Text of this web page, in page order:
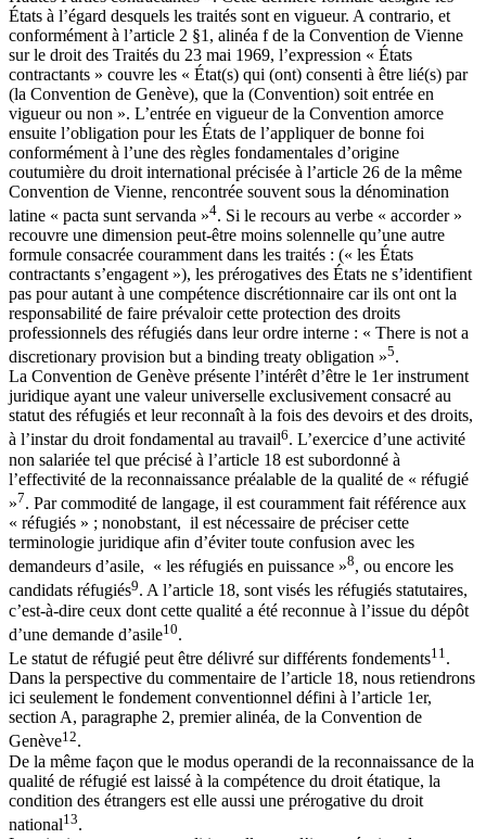
États à l’égard desquels les traités sont en vigueur. A contrario, et
conformément à l’article 2 §1, alinéa f de la Convention de Vienne
sur le droit des Traités du 23 mai 1969, l’expression « États
contractants » couvre les « État(s) qui (ont) consenti à être lié(s) par
(la Convention de Genève), que la (Convention) soit entrée en
vigueur ou non ». L’entrée en vigueur de la Convention amorce
ensuite l’obligation pour les États de l’appliquer de bonne foi
conformément à l’une des règles fondamentales d’origine
coutumière du droit international précisée à l’article 26 de la même
Convention de Vienne, rencontrée souvent sous la dénomination
latine « pacta sunt servanda »4. Si le recours au verbe « accorder »
recouvre une dimension peut-être moins solennelle qu’une autre
formule consacrée couramment dans les traités : (« les États
contractants s’engagent »), les prérogatives des États ne s’identifient
pas pour autant à une compétence discrétionnaire car ils ont ont la
responsabilité de faire prévaloir cette protection des droits
professionnels des réfugiés dans leur ordre interne : « There is not a
discretionary provision but a binding treaty obligation »5.
La Convention de Genève présente l’intérêt d’être le 1er instrument
juridique ayant une valeur universelle exclusivement consacré au
statut des réfugiés et leur reconnaît à la fois des devoirs et des droits,
à l’instar du droit fondamental au travail6. L’exercice d’une activité
non salariée tel que précisé à l’article 18 est subordonné à
l’effectivité de la reconnaissance préalable de la qualité de « réfugié
»7. Par commodité de langage, il est couramment fait référence aux
« réfugiés » ; nonobstant, il est nécessaire de préciser cette
terminologie juridique afin d’éviter toute confusion avec les
demandeurs d’asile, « les réfugiés en puissance »8, ou encore les
candidats réfugiés9. A l’article 18, sont visés les réfugiés statutaires,
c’est-à-dire ceux dont cette qualité a été reconnue à l’issue du dépôt
d’une demande d’asile10.
Le statut de réfugié peut être délivré sur différents fondements11.
Dans la perspective du commentaire de l’article 18, nous retiendrons
ici seulement le fondement conventionnel défini à l’article 1er,
section A, paragraphe 2, premier alinéa, de la Convention de
Genève12.
De la même façon que le modus operandi de la reconnaissance de la
qualité de réfugié est laissé à la compétence du droit étatique, la
condition des étrangers est elle aussi une prérogative du droit
national13.